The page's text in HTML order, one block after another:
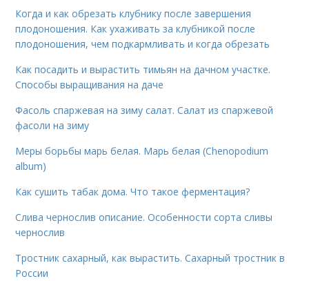
Когда и как обрезать клубнику после завершения
плодоношения. Как ухаживать за клубникой после
плодоношения, чем подкармливать и когда обрезать
Как посадить и вырастить тимьян на дачном участке.
Способы выращивания на даче
Фасоль спаржевая на зиму салат. Салат из спаржевой
фасоли на зиму
Меры борьбы марь белая. Марь белая (Chenopodium
album)
Как сушить табак дома. Что такое ферментация?
Слива чернослив описание. Особенности сорта сливы
чернослив
Тростник сахарный, как вырастить. Сахарный тростник в
России